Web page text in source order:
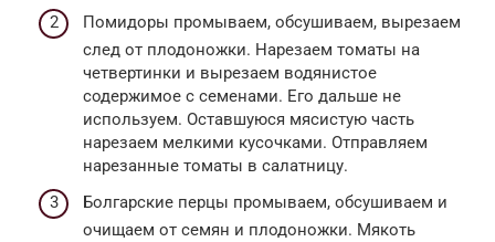
Помидоры промываем, обсушиваем, вырезаем
след от плодоножки. Нарезаем томаты на
четвертинки и вырезаем водянистое
содержимое с семенами. Его дальше не
используем. Оставшуюся мясистую часть
нарезаем мелкими кусочками. Отправляем
нарезанные томаты в салатницу.
Болгарские перцы промываем, обсушиваем и
очищаем от семян и плодоножки. Мякоть